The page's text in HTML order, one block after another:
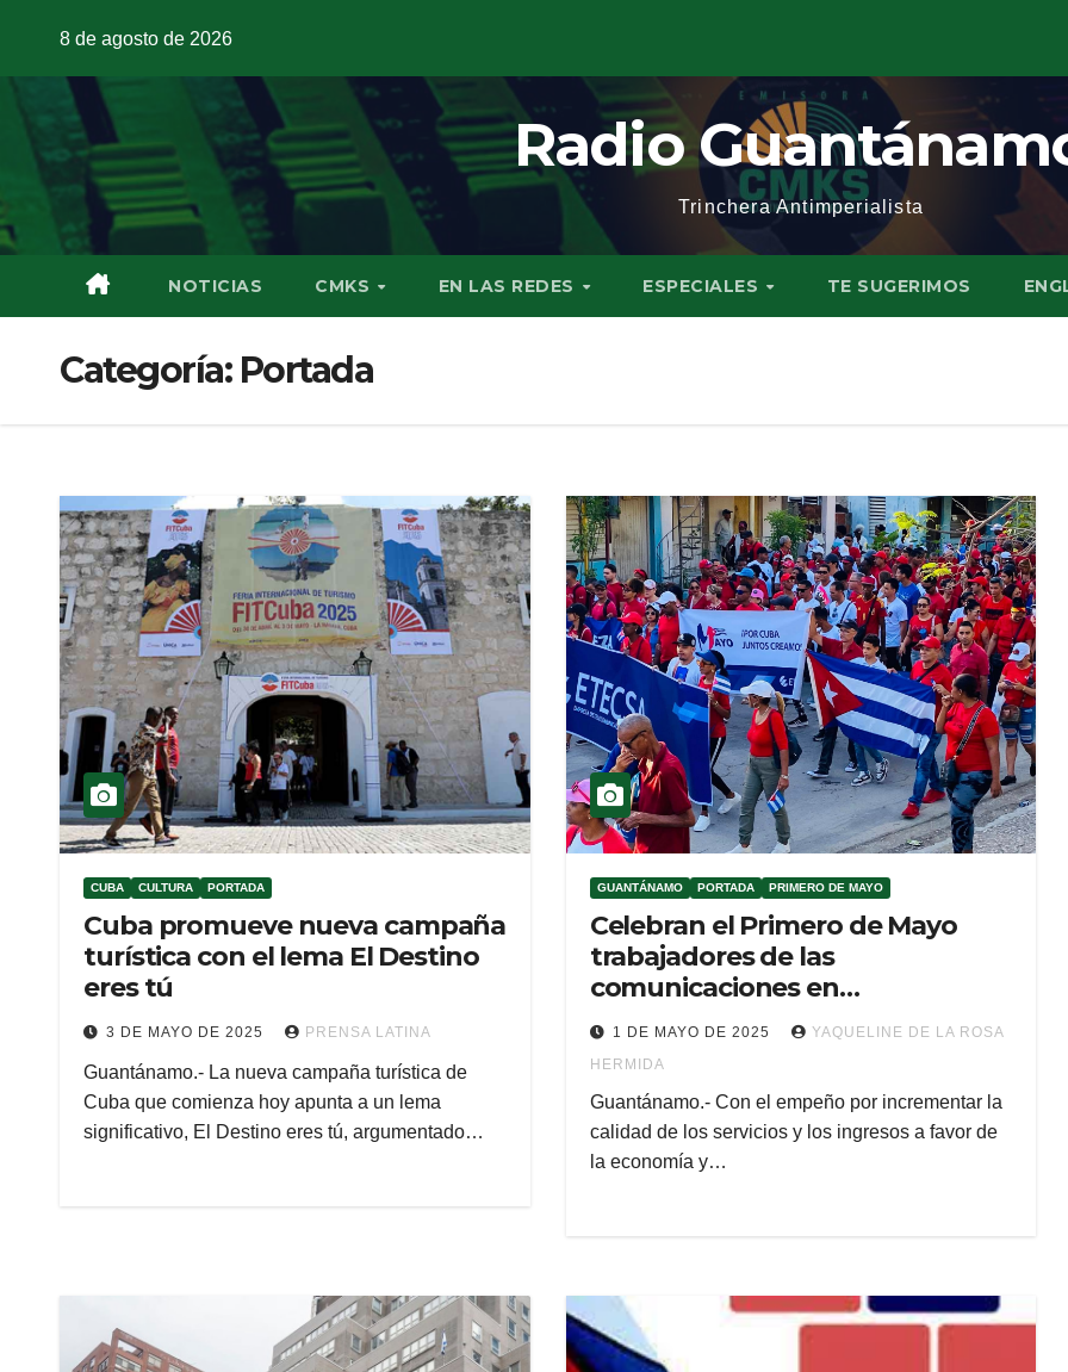
8 de agosto de 2026
Radio
Trinchera Antimperialista
NOTICIAS CMKS EN LAS REDES ESPECIALES TE SUGERIMOS
Categoría: Portada
CUBA CULTURA PORTADA
Cuba promueve nueva campaña
turística con el lema El Destino
eres tú
3 DE MAYO DE 2025 PRENSA LATINA
Guantánamo.- La nueva campaña turística de
Cuba que comienza hoy apunta a un lema
significativo, El Destino eres tú, argumentado…
GUANTÁNAMO PORTADA PRIMERO DE MAYO
Celebran el Primero de Mayo
trabajadores de las
comunicaciones en
Guantanamo (+ Audio)
1 DE MAYO DE 2025
YAQUELINE DE LA ROSA
HERMIDA
Guantánamo.- Con el empeño por incrementar la
calidad de los servicios y los ingresos a favor de
la economía y…